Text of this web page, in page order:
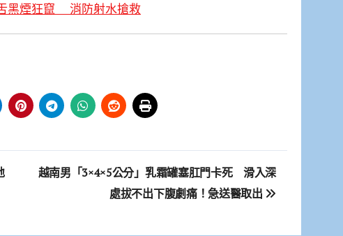
黑煙狂竄 消防射水搶救
越南男「3×4×5公分」乳霜罐塞肛門卡死 滑入深
處拔不出下腹劇痛！急送醫取出